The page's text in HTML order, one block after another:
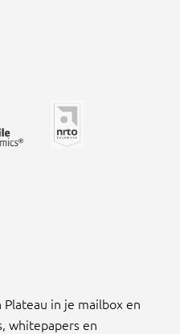
in je mailbox en
whitepapers en